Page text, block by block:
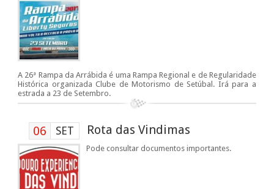
A 26ª Rampa da Arrábida é uma Rampa Regional e de Regularidade
Histórica organizada Clube de Motorismo de Setúbal. Irá para a
estrada a 23 de Setembro.
06 SET Rota das Vindimas
Pode consultar documentos importantes.